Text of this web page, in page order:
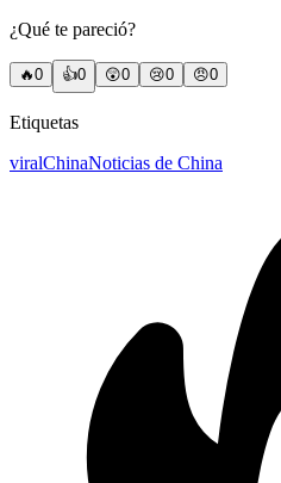
¿Qué te pareció?
🔥0 👍0 😲0 😢0 😠0
Etiquetas
viralChinaNoticias de China